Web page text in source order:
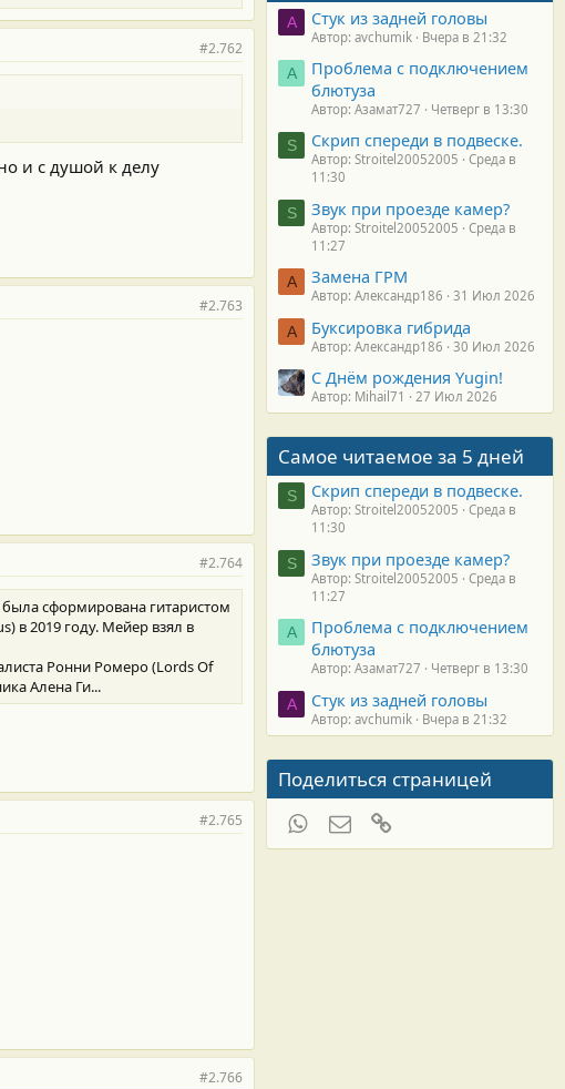
#2.762
и с душой к делу
#2.763
#2.764
сформирована гитаристом
в 2019 году. Мейер взял в
Ронни Ромеро (Lords Of
Алена Ги...
#2.765
#2.766
A Стук из задней головы
Автор: avchumik Вчера в 21:32
А
Проблема с подключением
блютуза
Автор: Азамат727 Четверг в 13:30
S Скрип спереди в подвеске.
Автор: Stroitel20052005
Среда в
11:30
S Звук при проезде камер?
Автор: Stroitel20052005
Среда в
11:27
А Замена ГРМ
Автор: Александр186 31 Июл 2026
А Буксировка гибрида
Автор: Александр186 30 Июл 2026
С Днём рождения Yugin!
Автор: Mihail71 27 Июл 2026
Самое читаемое за 5 дней
S Скрип спереди в подвеске.
Автор: Stroitel20052005
Среда в
11:30
S Звук при проезде камер?
Автор: Stroitel20052005
Среда в
11:27
А
Проблема с подключением
блютуза
Автор: Азамат727 Четверг в 13:30
A Стук из задней головы
Автор: avchumik Вчера в 21:32
Поделиться страницей
WhatsAppЭлектронная почта